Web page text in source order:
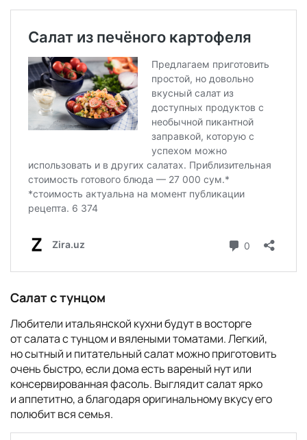
Салат с тунцом
Любители итальянской кухни будут в восторге
от салата с тунцом и вялеными томатами. Легкий,
но сытный и питательный салат можно приготовить
очень быстро, если дома есть вареный нут или
консервированная фасоль. Выглядит салат ярко
и аппетитно, а благодаря оригинальному вкусу его
полюбит вся семья.